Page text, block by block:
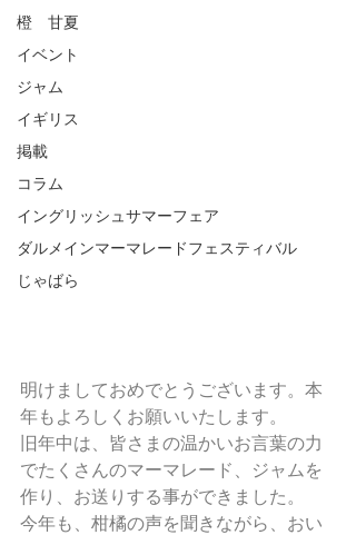
橙 甘夏
イベント
ジャム
イギリス
掲載
コラム
イングリッシュサマーフェア
ダルメインマーマレードフェスティバル
じゃばら
明けましておめでとうございます。本
年もよろしくお願いいたします。
旧年中は、皆さまの温かいお言葉の力
でたくさんのマーマレード、ジャムを
作り、お送りする事ができました。
今年も、柑橘の声を聞きながら、おい